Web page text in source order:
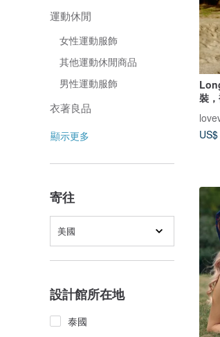
運動休閒
女性運動服飾
其他運動休閒商品
男性運動服飾
衣著良品
顯示更多
寄往
美國
設計館所在地
泰國
裝